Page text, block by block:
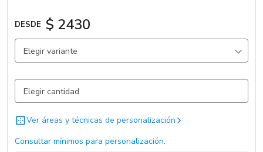
DESDE $ 2430
Elegir variante
Gris Plata / Gris Plata / . 2632 un.
Rojo / Rojo / . 1783 un.
Azul / Azul / .
Negro / Negro / .
Ver áreas y técnicas de personalización
Consultar mínimos para personalización.